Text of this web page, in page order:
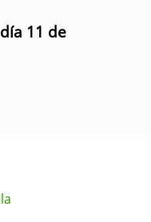
11 de